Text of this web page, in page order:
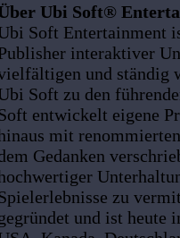
Ubi Soft®
Soft Entertainment
interaktiver
und ständig
Soft zu den
entwickelt eigene
mit
Gedanken
zu
und ist heute